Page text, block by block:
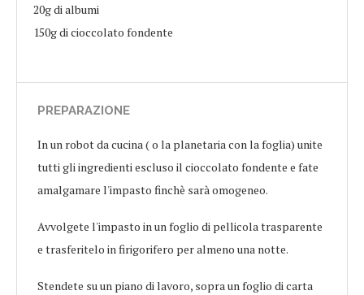
20g di albumi
150g di cioccolato fondente
PREPARAZIONE
In un robot da cucina ( o la planetaria con la foglia) unite
tutti gli ingredienti escluso il cioccolato fondente e fate
amalgamare l'impasto finchè sarà omogeneo.
Avvolgete l'impasto in un foglio di pellicola trasparente
e trasferitelo in firigorifero per almeno una notte.
Stendete su un piano di lavoro, sopra un foglio di carta